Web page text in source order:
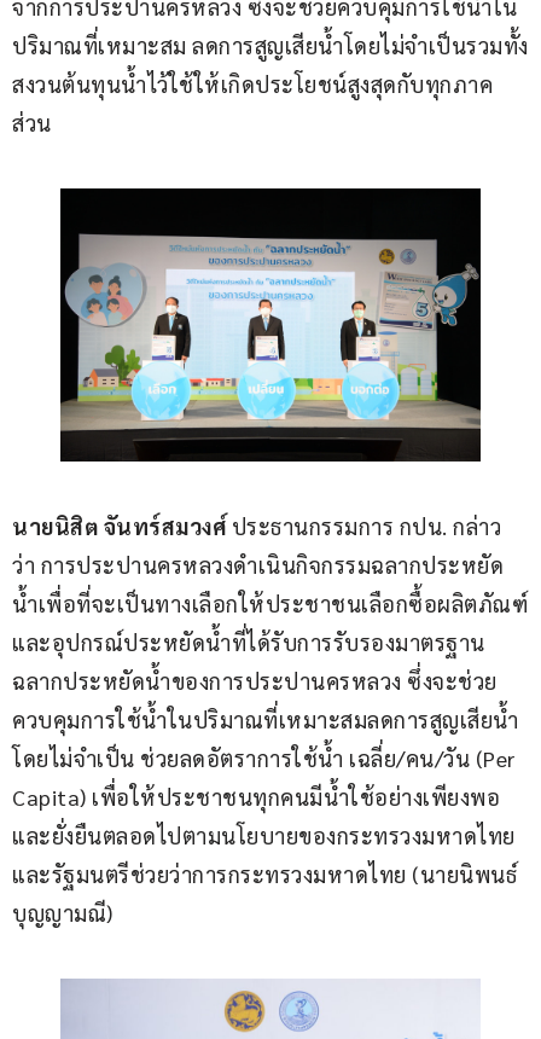
จากการประปานครหลวง ซึ่งจะช่วยควบคุมการใช้น้ำใน
ปริมาณที่เหมาะสม ลดการสูญเสียน้ำโดยไม่จำเป็นรวมทั้ง
สงวนต้นทุนน้ำไว้ใช้ให้เกิดประโยชน์สูงสุดกับทุกภาค
ส่วน
นายนิสิต จันทร์สมวงศ์ ประธานกรรมการ กปน. กล่าว
ว่า การประปานครหลวงดำเนินกิจกรรมฉลากประหยัด
น้ำเพื่อที่จะเป็นทางเลือกให้ประชาชนเลือกซื้อผลิตภัณฑ์
และอุปกรณ์ประหยัดน้ำที่ได้รับการรับรองมาตรฐาน
ฉลากประหยัดน้ำของการประปานครหลวง ซึ่งจะช่วย
ควบคุมการใช้น้ำในปริมาณที่เหมาะสมลดการสูญเสียน้ำ
โดยไม่จำเป็น ช่วยลดอัตราการใช้น้ำ เฉลี่ย/คน/วัน (Per
Capita) เพื่อให้ประชาชนทุกคนมีน้ำใช้อย่างเพียงพอ
และยั่งยืนตลอดไปตามนโยบายของกระทรวงมหาดไทย
และรัฐมนตรีช่วยว่าการกระทรวงมหาดไทย (นายนิพนธ์
บุญญามณี)